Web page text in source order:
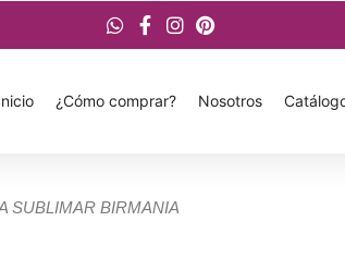
¿Cómo comprar? Nosotros
SUBLIMAR BIRMANIA